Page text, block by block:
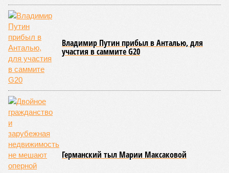
Владимир Путин прибыл в Анталью, для
участия в саммите G20
Германский тыл Марии Максаковой